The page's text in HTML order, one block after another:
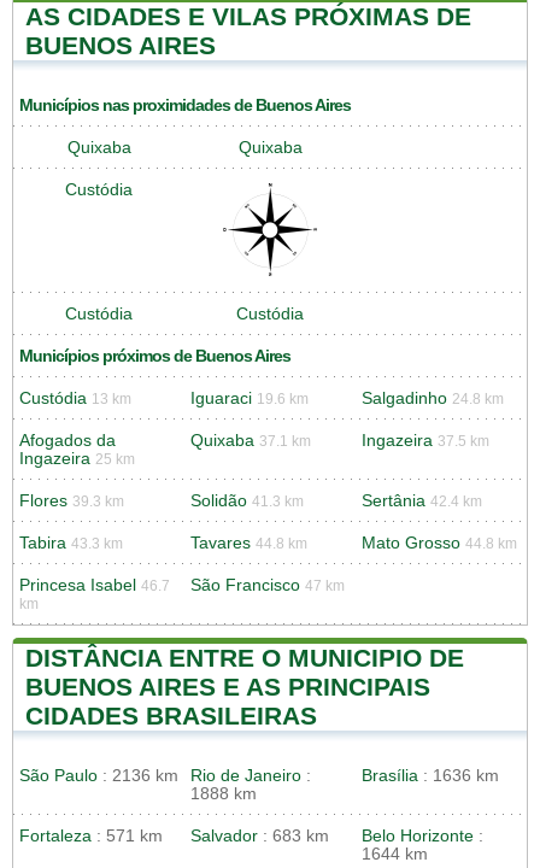
AS CIDADES E VILAS PRÓXIMAS DE
BUENOS AIRES
Municípios nas proximidades de Buenos Aires
Quixaba Quixaba
Custódia
Custódia Custódia
Municípios próximos de Buenos Aires
Custódia 13 km Iguaraci 19.6 km Salgadinho 24.8 km
Afogados da
Ingazeira 25 km
Quixaba 37.1 km Ingazeira 37.5 km
Flores 39.3 km Solidão 41.3 km Sertânia 42.4 km
Tabira 43.3 km Tavares 44.8 km Mato Grosso 44.8 km
Princesa Isabel 46.7
km
São Francisco 47 km
DISTÂNCIA ENTRE O MUNICIPIO DE
BUENOS AIRES E AS PRINCIPAIS
CIDADES BRASILEIRAS
São Paulo : 2136 km Rio de Janeiro :
1888 km
Brasília : 1636 km
Fortaleza : 571 km Salvador : 683 km Belo Horizonte :
1644 km